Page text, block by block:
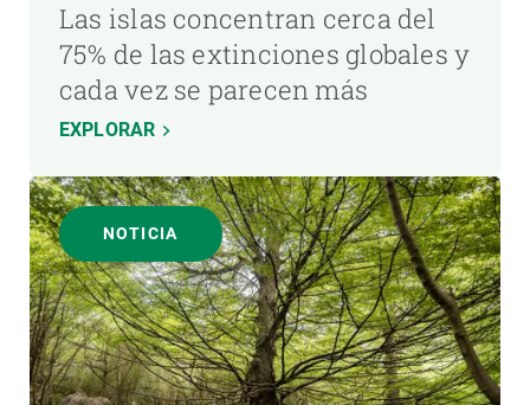
Las islas concentran cerca del
75% de las extinciones globales y
cada vez se parecen más
EXPLORAR
NOTICIA